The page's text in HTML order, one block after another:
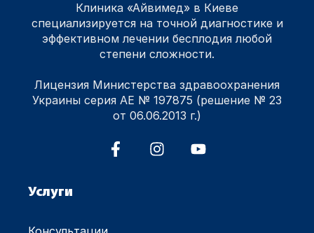
Клиника «Айвимед» в Киеве
специализируется на точной диагностике и
эффективном лечении бесплодия любой
степени сложности.
Лицензия Министерства здравоохранения
Украины серия АЕ № 197875 (решение № 23
от 06.06.2013 г.)
Услуги